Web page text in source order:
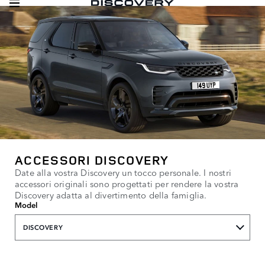
ACCESSORI DISCOVERY
Date alla vostra Discovery un tocco personale. I nostri
accessori originali sono progettati per rendere la vostra
Discovery adatta al divertimento della famiglia.
Model
DISCOVERY